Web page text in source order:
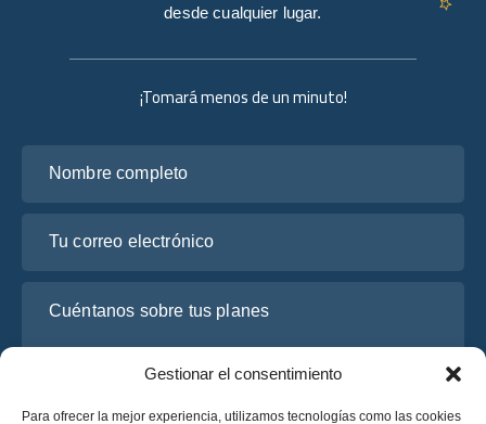
Gestionar el consentimiento
Para ofrecer la mejor experiencia, utilizamos tecnologías como las cookies
¡Tomará menos de un minuto!
desde cualquier lugar.